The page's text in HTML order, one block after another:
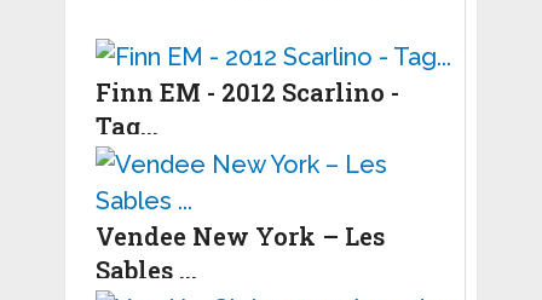
Finn EM - 2012 Scarlino -
Tag...
Vendee New York – Les
Sables ...